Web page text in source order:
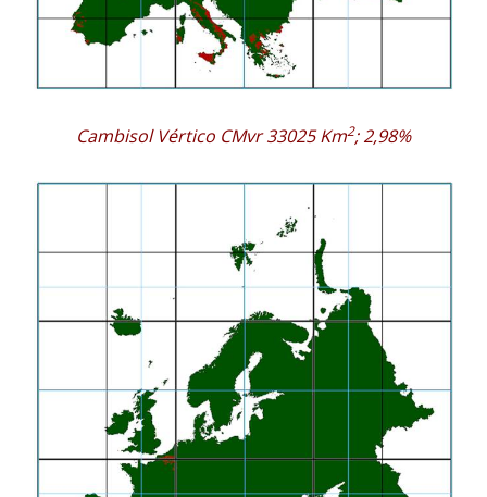
Cambisol Vértico CMvr 33025 Km2; 2,98%